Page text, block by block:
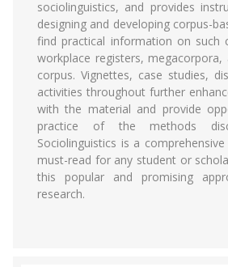
sociolinguistics, and provides
designing and developing corpus-
find practical information on such
workplace registers,
corpus. Vignettes, case studies,
activities throughout further
with the material and provide
practice of the methods
Sociolinguistics is a
must-read for any student or
this popular and promising
research.